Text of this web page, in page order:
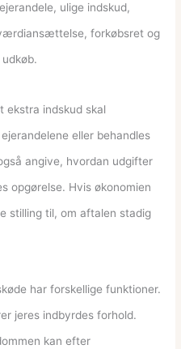
ulige indskud,
forkøbsret og
ekstra indskud skal
eller behandles
angive, hvordan udgifter
opgørelse. Hvis økonomien
stilling til, om aftalen stadig
har forskellige funktioner.
jeres indbyrdes forhold.
kan efter